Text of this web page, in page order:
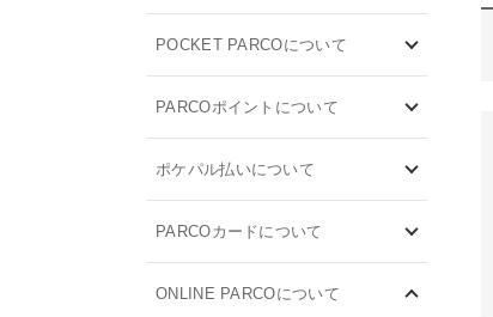
POCKET PARCOについて
PARCOポイントについて
ポケパル払いについて
PARCOカードについて
ONLINE PARCOについて